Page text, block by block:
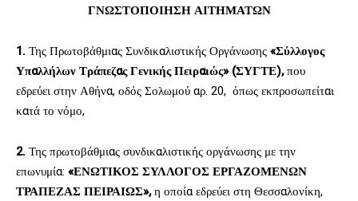
ΓΝΩΣΤΟΠΟΙΗΣΗ ΑΙΤΗΜΑΤΩΝ
1. Της Πρωτοβάθμιας Συνδικαλιστικής Οργάνωσης«Σύλλογος
Υπαλλήλων Τράπεζας Γενικής Πειραιώς» (ΣΥΓΤΕ),που
εδρεύει στην Αθήνα, οδός Σολωμού αρ. 20, όπως εκπροσωπείται
κατά το νόμο,
2. Της πρωτοβάθμιας συνδικαλιστικής οργάνωσης με την
επωνυμία: «ΕΝΩΤΙΚΟΣ ΣΥΛΛΟΓΟΣ ΕΡΓΑΖΟΜΕΝΩΝ
ΤΡΑΠΕΖΑΣ ΠΕΙΡΑΙΩΣ»,η οποία εδρεύει στη Θεσσαλονίκη,